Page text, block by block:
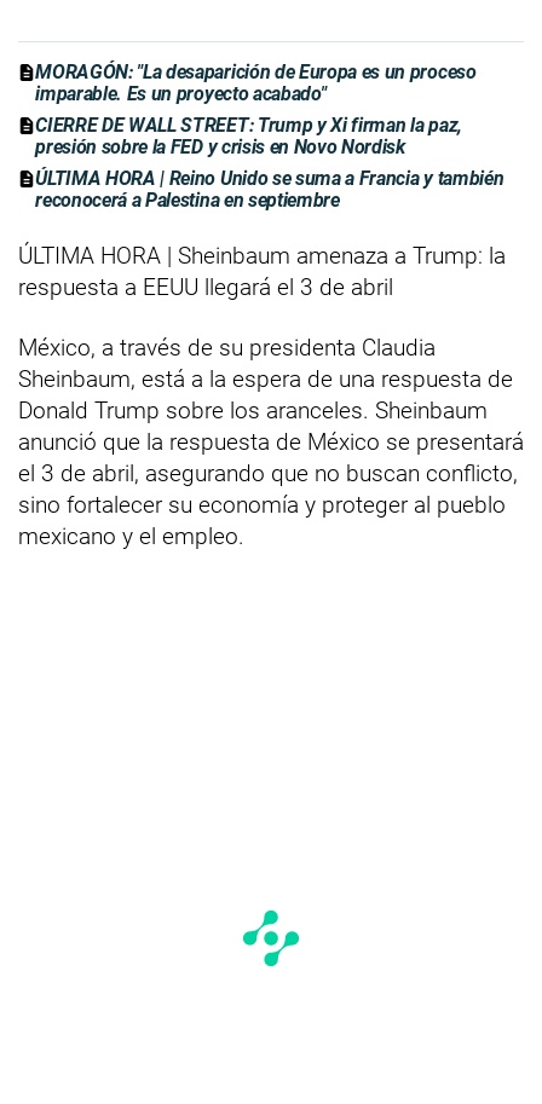
MORAGÓN: "La desaparición de Europa es un proceso
imparable. Es un proyecto acabado"
CIERRE DE WALL STREET: Trump y Xi firman la paz,
presión sobre la FED y crisis en Novo Nordisk
ÚLTIMA HORA | Reino Unido se suma a Francia y también
reconocerá a Palestina en septiembre
ÚLTIMA HORA | Sheinbaum amenaza a Trump: la
respuesta a EEUU llegará el 3 de abril
México, a través de su presidenta Claudia
Sheinbaum, está a la espera de una respuesta de
Donald Trump sobre los aranceles. Sheinbaum
anunció que la respuesta de México se presentará
el 3 de abril, asegurando que no buscan conflicto,
sino fortalecer su economía y proteger al pueblo
mexicano y el empleo.